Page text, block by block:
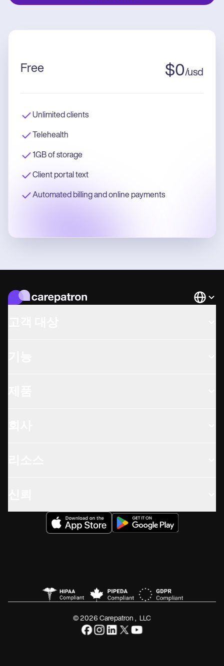
Free $0/usd
Unlimited clients
Telehealth
1GB of storage
Client portal text
Automated billing and online payments
© 2026 Carepatron, LLC